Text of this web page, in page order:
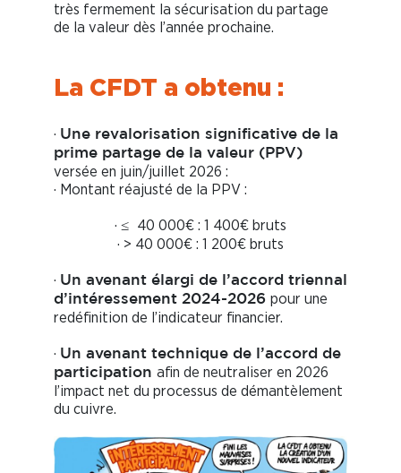
très fermement la sécurisation du partage
de la valeur dès l’année prochaine.
La CFDT a obtenu :
· Une revalorisation significative de la
prime partage de la valeur (PPV)
versée en juin/juillet 2026 :
· Montant réajusté de la PPV :
· ≤
40 000€ : 1 400€ bruts
· > 40 000€ : 1 200€ bruts
· Un avenant élargi de l’accord triennal
d’intéressement 2024-2026 pour une
redéfinition de l’indicateur financier.
· Un avenant technique de l’accord de
participation afin de neutraliser en 2026
l’impact net du processus de démantèlement
du cuivre.